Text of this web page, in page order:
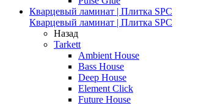
Кварцевый ламинат | Плитка SPC
Кварцевый ламинат | Плитка SPC
Назад
Tarkett
Ambient House
Bass House
Deep House
Element Click
Future House